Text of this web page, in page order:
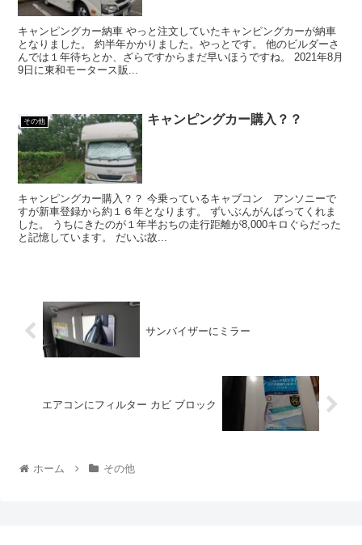
キャンピングカー納車 やっと注文していたキャンピングカーが納車
となりました。 約半年かかりました。やっとです。 他のビルダーさ
んでは１年待ちとか、ざらですからまだ早いほうですね。 2021年8月
9日に東和モータース販...
その他 キャンピングカー購入？？
キャンピングカー購入？？ 今乗っているキャブコン アンソニーで
すが新車登録から約１６年となります。 ずいぶんがんばってくれま
した。 うちにきたのが１年半おちの走行距離が8,000キロぐらだった
と記憶しています。 だいぶ故...
サンバイザーにミラー
エアコンにフィルター カビ ブロック
ホーム その他